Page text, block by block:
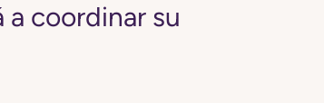
a coordinar su